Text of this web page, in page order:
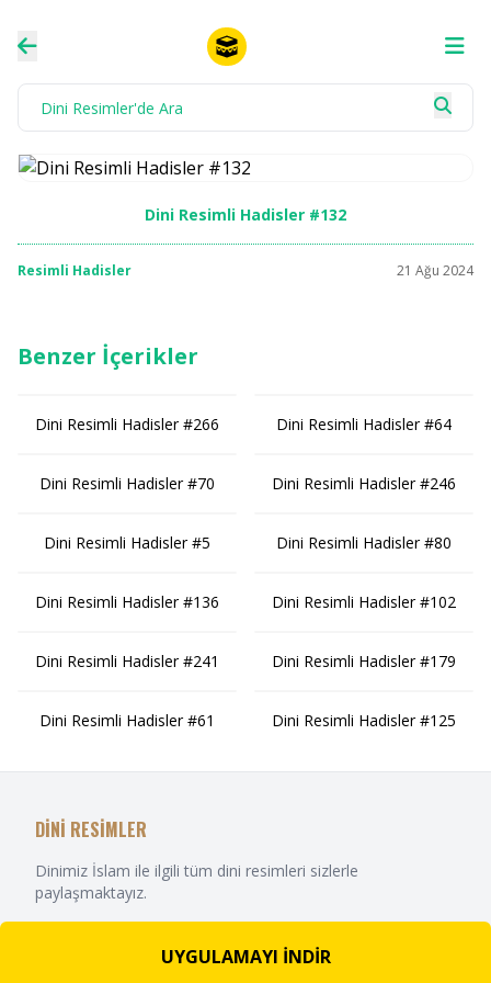
Dini Resimli Hadisler #132
Resimli Hadisler 21 Ağu 2024
UYGULAMAYI İNDİR
Benzer İçerikler
Dini Resimli Hadisler #266
Dini Resimli Hadisler #70
Dini Resimli Hadisler #5
Dini Resimli Hadisler #136
Dini Resimli Hadisler #241
Dini Resimli Hadisler #61
Dini Resimli Hadisler #64
Dini Resimli Hadisler #246
Dini Resimli Hadisler #80
Dini Resimli Hadisler #102
Dini Resimli Hadisler #179
Dini Resimli Hadisler #125
DİNİ RESİMLER
Dinimiz İslam ile ilgili tüm dini resimleri sizlerle
paylaşmaktayız.